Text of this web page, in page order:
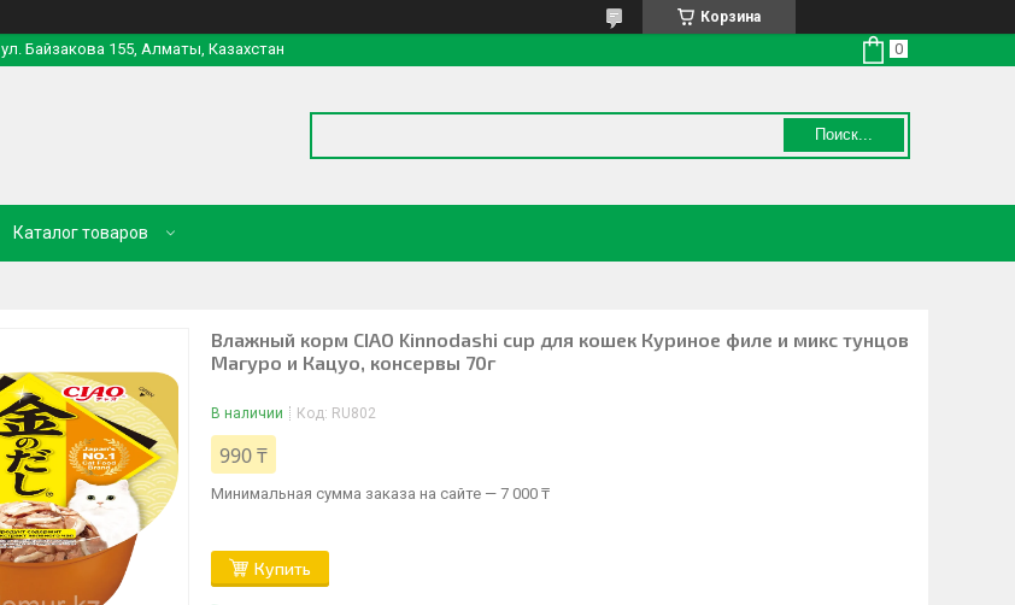
Корзина
ул. Байзакова 155, Алматы, Казахстан
Поиск...
Каталог товаров
Влажный корм CIAO Kinnodashi cup для кошек Куриное филе и микс тунцов
Магуро и Кацуо, консервы 70г
В наличии Код: RU802
990 ₸
Минимальная сумма заказа на сайте — 7 000 ₸
Купить